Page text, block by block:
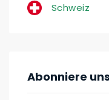
Schweiz
Abonniere